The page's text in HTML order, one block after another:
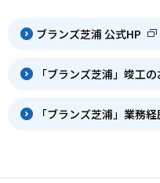
ブランズ芝浦 公式HP
「ブランズ芝浦」竣工
「ブランズ芝浦」業務